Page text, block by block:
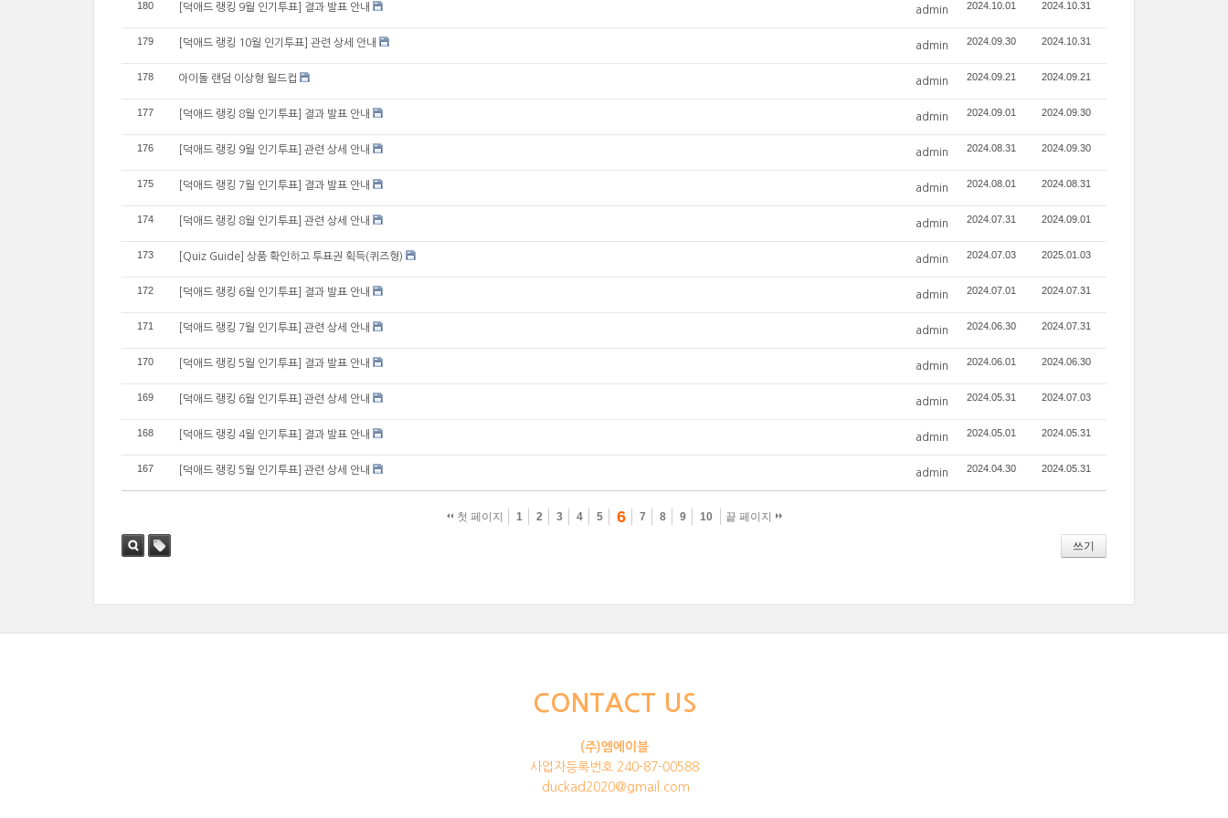
180 [덕애드 랭킹 9월 인기투표] 결과 발표 안내 admin 2024.10.01 2024.10.31
179 [덕애드 랭킹 10월 인기투표] 관련 상세 안내 admin 2024.09.30 2024.10.31
178 아이돌 랜덤 이상형 월드컵 admin 2024.09.21 2024.09.21
177 [덕애드 랭킹 8월 인기투표] 결과 발표 안내 admin 2024.09.01 2024.09.30
176 [덕애드 랭킹 9월 인기투표] 관련 상세 안내 admin 2024.08.31 2024.09.30
175 [덕애드 랭킹 7월 인기투표] 결과 발표 안내 admin 2024.08.01 2024.08.31
174 [덕애드 랭킹 8월 인기투표] 관련 상세 안내 admin 2024.07.31 2024.09.01
173 [Quiz Guide] 상품 확인하고 투표권 획득(퀴즈형) admin 2024.07.03 2025.01.03
172 [덕애드 랭킹 6월 인기투표] 결과 발표 안내 admin 2024.07.01 2024.07.31
171 [덕애드 랭킹 7월 인기투표] 관련 상세 안내 admin 2024.06.30 2024.07.31
170 [덕애드 랭킹 5월 인기투표] 결과 발표 안내 admin 2024.06.01 2024.06.30
169 [덕애드 랭킹 6월 인기투표] 관련 상세 안내 admin 2024.05.31 2024.07.03
168 [덕애드 랭킹 4월 인기투표] 결과 발표 안내 admin 2024.05.01 2024.05.31
167 [덕애드 랭킹 5월 인기투표] 관련 상세 안내 admin 2024.04.30 2024.05.31
첫 페이지 1 2 3 4 5 6 7 8 9 10 끝 페이지
쓰기
CONTACT US
(주)엠에이블
사업자등록번호 240-87-00588
duckad2020@gmail.com